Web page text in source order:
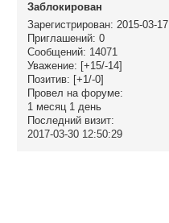
Заблокирован
Зарегистрирован: 2015-03-17
Приглашений: 0
Сообщений: 14071
Уважение: [+15/-14]
Позитив: [+1/-0]
Провел на форуме:
1 месяц 1 день
Последний визит:
2017-03-30 12:50:29